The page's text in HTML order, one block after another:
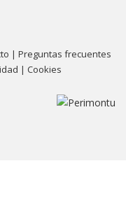
| Preguntas frecuentes
| Cookies